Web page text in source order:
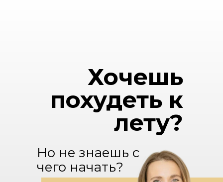
Хочешь
похудеть к
лету?
Но не знаешь с
чего начать?